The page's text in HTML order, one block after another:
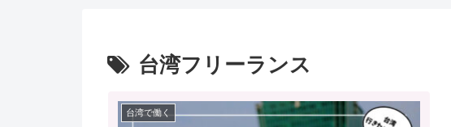
台湾フリーランス
台湾で働く